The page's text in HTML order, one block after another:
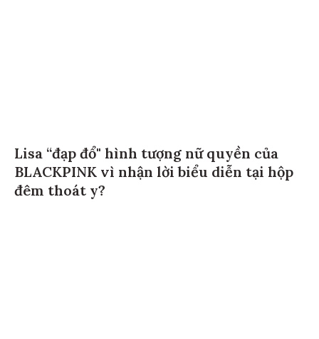
Lisa “đạp đổ" hình tượng nữ quyền của
BLACKPINK vì nhận lời biểu diễn tại hộp
đêm thoát y?